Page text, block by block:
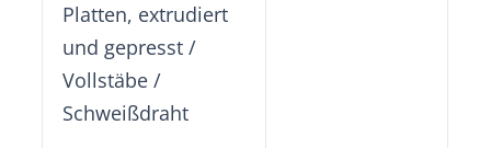
Platten, extrudiert
und gepresst /
Vollstäbe /
Schweißdraht